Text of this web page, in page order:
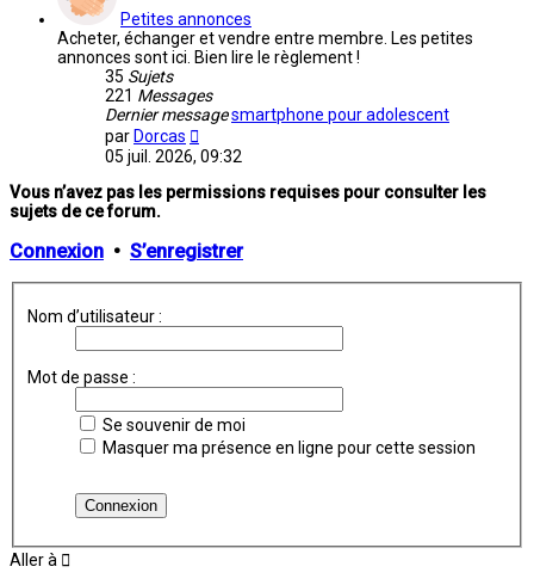
Petites annonces
Acheter, échanger et vendre entre membre. Les petites
annonces sont ici. Bien lire le règlement !
35 Sujets
221 Messages
Dernier messagesmartphone pour adolescent
parDorcas
le
message
05 juil. 2026, 09:32
Vous n’avez pas les permissions requises pour consulter les
sujets de ce forum.
Connexion • S’enregistrer
Nom d’utilisateur :
Mot de passe :
Se souvenir de moi
Masquer ma présence en ligne pour cette session
Aller à